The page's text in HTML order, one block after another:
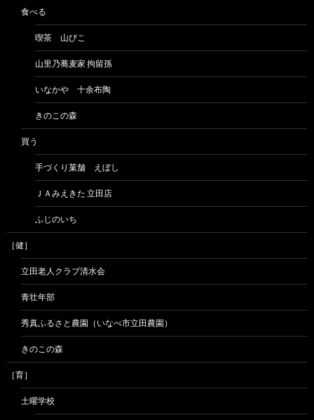
食べる
喫茶 山びこ
山里乃蕎麦家 拘留孫
いなかや 十余布陶
きのこの森
買う
手づくり菓舗 えぼし
ＪＡみえきた 立田店
ふじのいち
［健］
立田老人クラブ清水会
青壮年部
秀真ふるさと農園（いなべ市立田農園）
きのこの森
［育］
土曜学校